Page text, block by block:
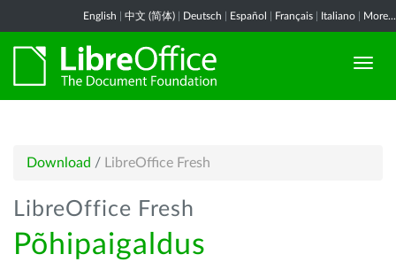
English 中文 (简体) Deutsch Español Français Italiano More...
Download / LibreOffice Fresh
LibreOffice Fresh
Põhipaigaldus